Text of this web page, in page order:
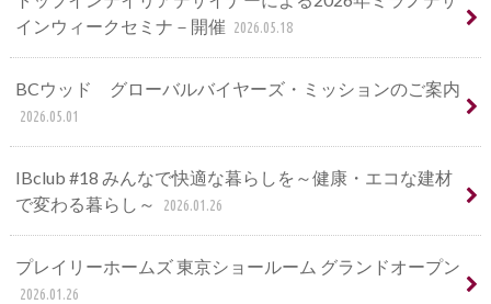
インウィークセミナ－開催 2026.05.18
BCウッド グローバルバイヤーズ・ミッションのご案内
2026.05.01
IBclub #18 みんなで快適な暮らしを～健康・エコな建材
で変わる暮らし～
2026.01.26
プレイリーホームズ 東京ショールーム グランドオープン
2026.01.26